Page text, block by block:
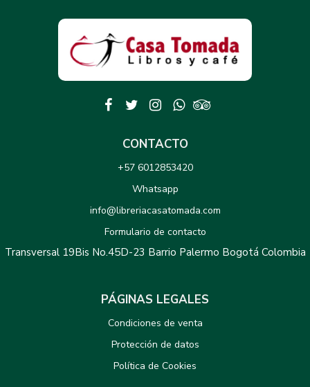
CONTACTO
+57 6012853420
Whatsapp
info@libreriacasatomada.com
Formulario de contacto
Transversal 19Bis No.45D-23 Barrio Palermo Bogotá Colombia
PÁGINAS LEGALES
Condiciones de venta
Protección de datos
Política de Cookies